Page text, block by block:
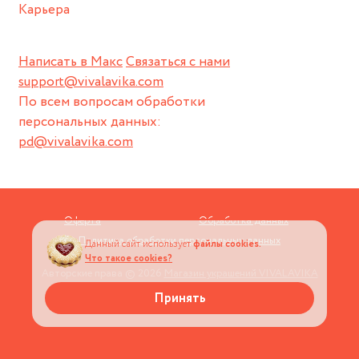
Написать в МаксСвязаться с нами
support@vivalavika.com
По всем вопросам обработки
персональных данных:
pd@vivalavika.com
Карьера
Оферта
Обработка данных
Политика обработки персональных данных
Данный сайт используетфайлы cookies.
Что такое cookies?
Принять